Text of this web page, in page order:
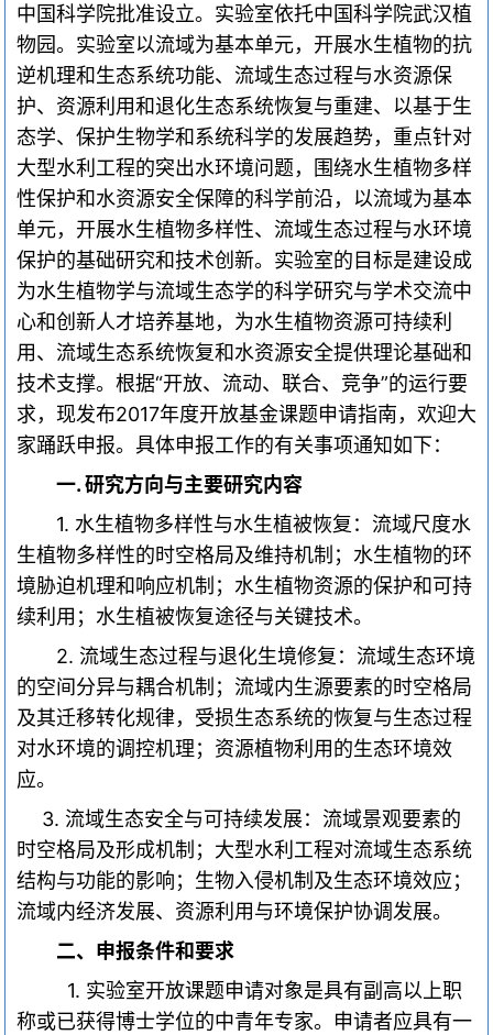
中国科学院批准设立。实验室依托中国科学院武汉植
物园。实验室以流域为基本单元，开展水生植物的抗
逆机理和生态系统功能、流域生态过程与水资源保
护、资源利用和退化生态系统恢复与重建、以基于生
态学、保护生物学和系统科学的发展趋势，重点针对
大型水利工程的突出水环境问题，围绕水生植物多样
性保护和水资源安全保障的科学前沿，以流域为基本
单元，开展水生植物多样性、流域生态过程与水环境
保护的基础研究和技术创新。实验室的目标是建设成
为水生植物学与流域生态学的科学研究与学术交流中
心和创新人才培养基地，为水生植物资源可持续利
用、流域生态系统恢复和水资源安全提供理论基础和
技术支撑。根据“开放、流动、联合、竞争”的运行要
求，现发布2017年度开放基金课题申请指南，欢迎大
家踊跃申报。具体申报工作的有关事项通知如下：
一.研究方向与主要研究内容
1. 水生植物多样性与水生植被恢复：流域尺度水
生植物多样性的时空格局及维持机制；水生植物的环
境胁迫机理和响应机制；水生植物资源的保护和可持
续利用；水生植被恢复途径与关键技术。
2. 流域生态过程与退化生境修复：流域生态环境
的空间分异与耦合机制；流域内生源要素的时空格局
及其迁移转化规律，受损生态系统的恢复与生态过程
对水环境的调控机理；资源植物利用的生态环境效
应。
3. 流域生态安全与可持续发展：流域景观要素的
时空格局及形成机制；大型水利工程对流域生态系统
结构与功能的影响；生物入侵机制及生态环境效应；
流域内经济发展、资源利用与环境保护协调发展。
二、申报条件和要求
1. 实验室开放课题申请对象是具有副高以上职
称或已获得博士学位的中青年专家。申请者应具有一